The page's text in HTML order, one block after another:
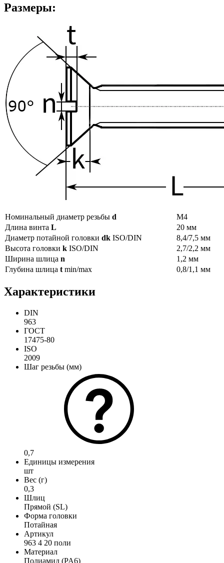
Размеры:
Номинальный диаметр резьбы d
M4
Длина винта L
20 мм
Диаметр потайной головки dk ISO/DIN
8,4/7,5 мм
Высота головки k ISO/DIN
2,7/2,2 мм
Ширина шлица n
1,2 мм
Глубина шлица t min/max 0,8/1,1 мм
Характеристики
DIN
963
ГОСТ
17475-80
ISO
2009
Шаг резьбы (мм)
0,7
Единицы измерения
шт
Вес (г)
0,3
Шлиц
Прямой (SL)
Форма головки
Потайная
Артикул
963 4 20 поли
Материал
Полиамид (PA6)